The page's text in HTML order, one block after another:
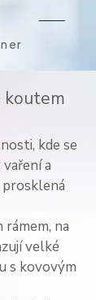
koutem
kde se
a
rámem, na
velké
s kovovým